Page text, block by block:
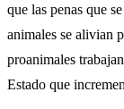
que las penas que
animales se alivian
proanimales
Estado que